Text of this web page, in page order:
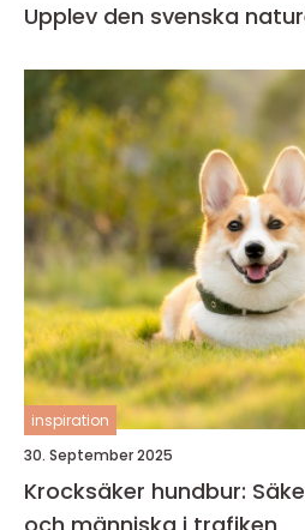
Upplev den svenska
inspiration
30. September 2025
Krocksäker hundbur: